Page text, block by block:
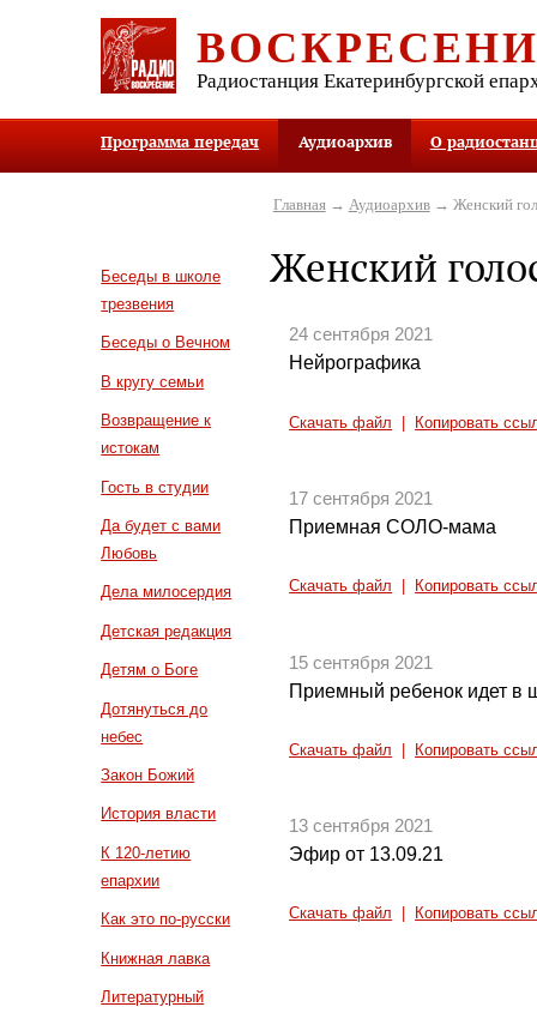
Радиостанция Екатеринбургской
Программа передач Аудиоархив О
Беседы в школе
трезвения
Беседы о Вечном
В кругу семьи
Возвращение к
истокам
Гость в студии
Да будет с вами
Любовь
Дела милосердия
Детская редакция
Детям о Боге
Дотянуться до
небес
Закон Божий
История власти
К 120-летию
епархии
Как это по-русски
Книжная лавка
Литературный
Главная→ Аудиоархив→ Женский
Женский
24 сентября 2021
Нейрографика
Скачать файл Копировать
17 сентября 2021
Приемная СОЛО-мама
Скачать файл Копировать
15 сентября 2021
Приемный ребенок идет в
Скачать файл Копировать
13 сентября 2021
Эфир от 13.09.21
Скачать файл Копировать